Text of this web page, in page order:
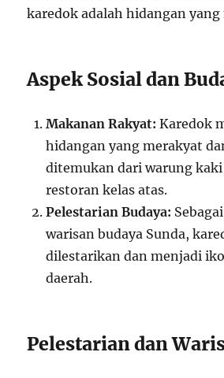
karedok adalah hidangan
Aspek Sosial dan
Makanan Rakyat: Karedok
hidangan yang merakyat
ditemukan dari warung
restoran kelas atas.
Pelestarian Budaya:
warisan budaya Sunda,
dilestarikan dan menjadi
daerah.
Pelestarian dan